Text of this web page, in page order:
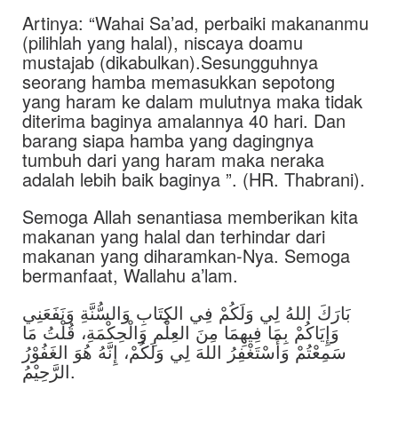
Artinya: “Wahai Sa’ad, perbaiki makananmu
(pilihlah yang halal), niscaya doamu
mustajab (dikabulkan).Sesungguhnya
seorang hamba memasukkan sepotong
yang haram ke dalam mulutnya maka tidak
diterima baginya amalannya 40 hari. Dan
barang siapa hamba yang dagingnya
tumbuh dari yang haram maka neraka
adalah lebih baik baginya ”. (HR. Thabrani).
Semoga Allah senantiasa memberikan kita
makanan yang halal dan terhindar dari
makanan yang diharamkan-Nya. Semoga
bermanfaat, Wallahu a’lam.
بَارَكَ اللهُ لِي وَلَكُمْ فِي الكِتَابِ وَالسُّنَّةِ وَنَفَعَنِي
وَإِيَاكُمْ بِمَا فِيهِمَا مِنَ العِلْمِ وَالْحِكْمَةِ، قُلْتُ مَا
سَمِعْتُمْ وَأَسْتَغْفِرُ اللهَ لِي وَلَكُمْ، إِنَّهُ هُوَ الغَفُوْرُ
الرَّحِيْمُ.